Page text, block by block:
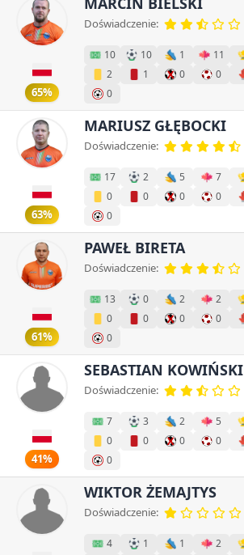
65%
Doświadczenie:
10 10 1 11
2
1 0 0
0
63%
MARIUSZ GŁĘBOCKI
Doświadczenie:
17 2 5 7
0
0 0 0
0
61%
PAWEŁ BIRETA
Doświadczenie:
13 0 2 2
0
0 0 0
0
41%
SEBASTIAN KOWIŃSKI
Doświadczenie:
7 3 2 5
0
0 0 0
0
WIKTOR ŻEMAJTYS
Doświadczenie:
4 1 1 2